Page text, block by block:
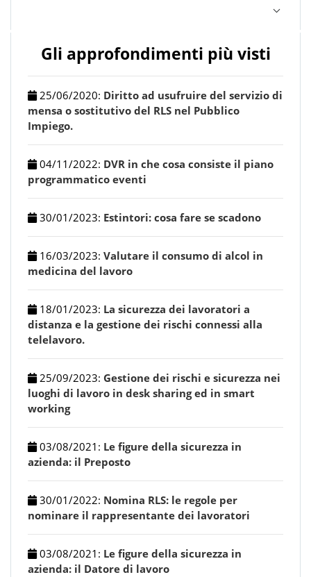
Gli approfondimenti più visti
25/06/2020: Diritto ad usufruire del servizio di
mensa o sostitutivo del RLS nel Pubblico
Impiego.
04/11/2022: DVR in che cosa consiste il piano
programmatico eventi
30/01/2023: Estintori: cosa fare se scadono
16/03/2023: Valutare il consumo di alcol in
medicina del lavoro
18/01/2023: La sicurezza dei lavoratori a
distanza e la gestione dei rischi connessi alla
telelavoro.
25/09/2023: Gestione dei rischi e sicurezza nei
luoghi di lavoro in desk sharing ed in smart
working
03/08/2021 : Le figure della sicurezza in
azienda: il Preposto
30/01/2022: Nomina RLS: le regole per
nominare il rappresentante dei lavoratori
03/08/2021 : Le figure della sicurezza in
azienda: il Datore di lavoro